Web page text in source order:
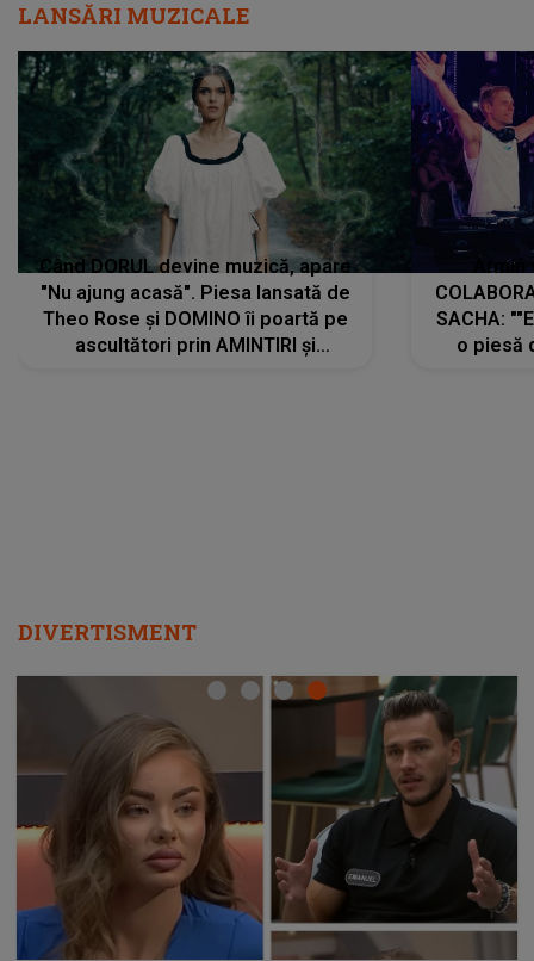
LANSĂRI MUZICALE
Când DORUL devine muzică, apare
"Nu ajung acasă". Piesa lansată de
Theo Rose și DOMINO îi poartă pe
ascultători prin AMINTIRI și
SACHA:
o piesă
DIVERTISMENT